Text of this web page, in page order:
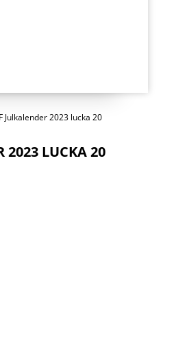
Julkalender 2023 lucka 20
2023 LUCKA 20